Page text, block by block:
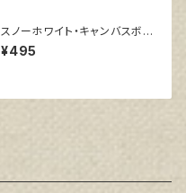
スノーホワイト・キャンバスボー
ド F4 サイズ 333㎜x242
㎜
¥495